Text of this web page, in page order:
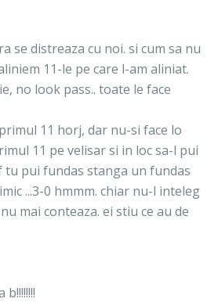
se distreaza cu noi. si cum sa nu
11-le pe care l-am aliniat.
no look pass.. toate le face
11 horj, dar nu-si face lo
11 pe velisar si in loc sa-l pui
pui fundas stanga un fundas
...3-0 hmmm. chiar nu-l inteleg
mai conteaza. ei stiu ce au de